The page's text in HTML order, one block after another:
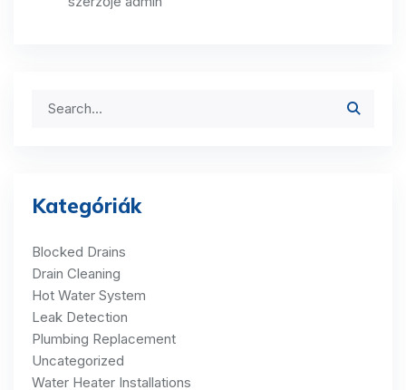
Kategóriák
Blocked Drains
Drain Cleaning
Hot Water System
Leak Detection
Plumbing Replacement
Uncategorized
Water Heater Installations